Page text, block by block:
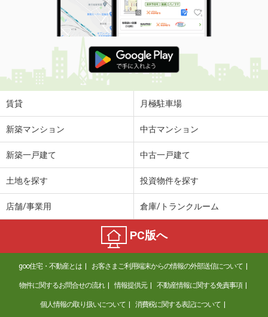
賃貸 月極駐車場
新築マンション 中古マンション
新築一戸建て 中古一戸建て
土地を探す 投資物件を探す
店舗/事業用 倉庫/トランクルーム
PC版へ
goo住宅・不動産とは お客さまご利用端末からの情報の外部送信について
物件に関するお問合せの流れ 情報提供元 不動産情報に関する免責事項
個人情報の取り扱いについて 消費税に関する表記について